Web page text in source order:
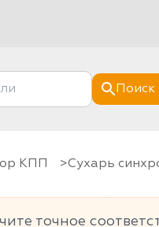
Поиск
КПП Сухарь
точное